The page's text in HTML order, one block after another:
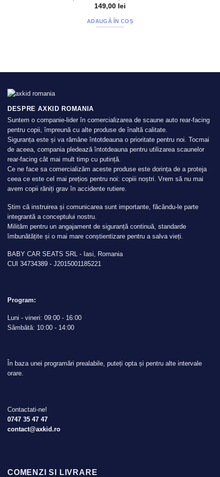
149,00 lei
ADAUGĂ ÎN COȘ
DESPRE AXKID ROMANIA
Suntem o companie-lider în comercializarea de scaune auto rear-facing
pentru copii, împreună cu alte produse de înaltă calitate.
Siguranța este și va rămâne întotdeauna o prioritate pentru noi. Tocmai
de aceea, compania pledează întotdeauna pentru utilizarea scaunelor
rear-facing cât mai mult timp cu putință.
Ce ne face sa comercializăm aceste produse este dorința de a proteja
ceea ce este cel mai prețios pentru noi: copiii noștri. Vrem să nu mai
avem copii răniți grav în accidente rutiere.
Știm că instruirea și comunicarea sunt importante, făcându-le parte
integrantă a conceptului nostru.
Milităm pentru un angajament de siguranță continuă, standarde
îmbunătățite și o mai mare conștientizare pentru a salva vieți.
BABY CAR SEATS SRL - Iasi, Romania
CUI 34734389 - J2015001185221
Program:
Luni - vineri: 09:00 - 16:00
Sâmbătă: 10:00 - 14:00
În baza unei programări prealabile, puteți opta și pentru alte intervale
orare.
Contactati-ne!
0747 35 47 47
contact@axkid.ro
COMENZI SI LIVRARE